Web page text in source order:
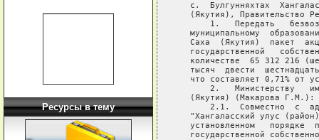
Ресурсы в тему
с.  Булгунняхтах
(Якутия), Правительство
1.   Передать
муниципальному
Саха  (Якутия)  пакет
государственной
количестве  65 312 216
тысяч  двести
что составляет 0,71% от
2.   Министерству
   (Якутия) (Макарова Г.М.):
2.1.  Совместно  с
"Хангаласский улус
установленном   порядке
государственной